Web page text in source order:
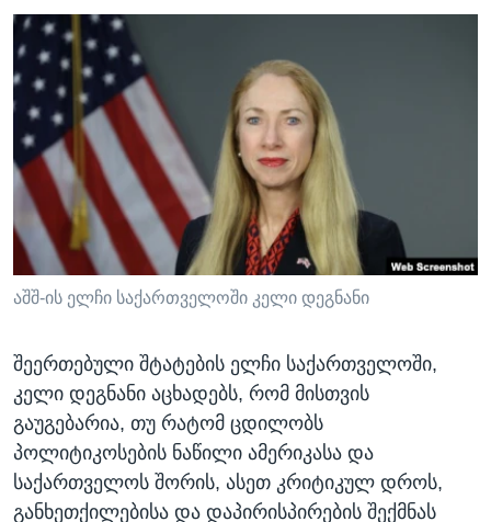
ᲡᲢᲣᲓᲘᲐ ᲕᲐᲨᲘᲜᲒᲢᲝᲜᲘ
ᲔᲙᲝᲜᲝᲛᲘᲙᲐ
ᲯᲐᲜᲛᲠᲗᲔᲚᲝᲑᲐ
ᲛᲔᲪᲜᲘᲔᲠᲔᲑᲐ
ᲘᲜᲢᲔᲠᲕᲘᲣ
ᲙᲣᲚᲢᲣᲠᲐ
ᲒᲐᲚᲘᲚᲔᲝ
ᲓᲔᲖᲘᲜᲤᲝᲠᲛᲐᲪᲘᲐ
Learning English
ᲗᲕᲐᲚᲘ ᲒᲕᲐᲓᲔᲕᲜᲔᲗ
ენები
აშშ-ის ელჩი საქართველოში კელი დეგნანი
შეერთებული შტატების ელჩი საქართველოში,
კელი დეგნანი აცხადებს, რომ მისთვის
გაუგებარია, თუ რატომ ცდილობს
პოლიტიკოსების ნაწილი ამერიკასა და
საქართველოს შორის, ასეთ კრიტიკულ დროს,
განხეთქილებისა და დაპირისპირების შექმნას